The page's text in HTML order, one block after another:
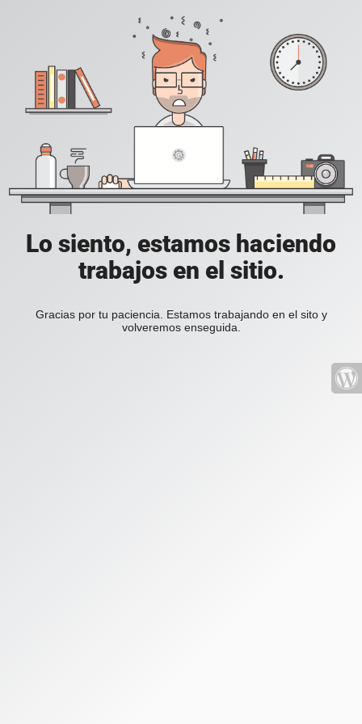
Lo siento, estamos haciendo
trabajos en el sitio.
Gracias por tu paciencia. Estamos trabajando en el sito y
volveremos enseguida.